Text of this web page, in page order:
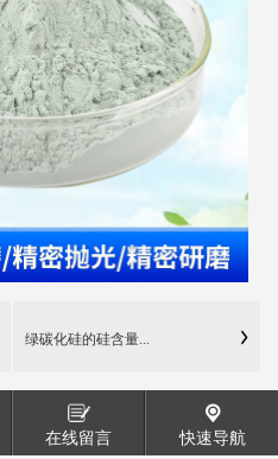
绿碳化硅的硅含量...
在线留言 快速导航